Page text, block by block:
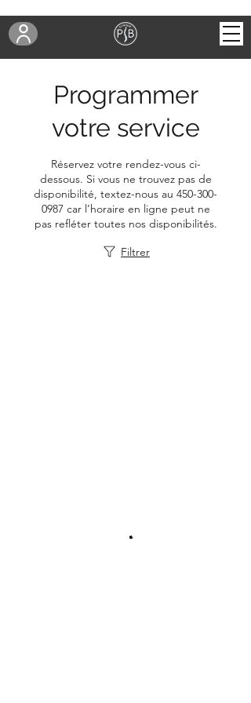
Programmer
votre service
Réservez votre rendez-vous ci-
dessous. Si vous ne trouvez pas de
disponibilité, textez-nous au 450-300-
0987 car l’horaire en ligne peut ne
pas refléter toutes nos disponibilités.
Filtrer